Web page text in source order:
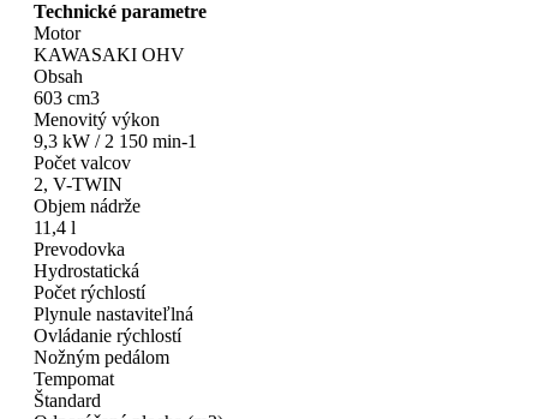
Technické parametre
Motor
KAWASAKI OHV
Obsah
603 cm3
Menovitý výkon
9,3 kW / 2 150 min-1
Počet valcov
2, V-TWIN
Objem nádrže
11,4 l
Prevodovka
Hydrostatická
Počet rýchlostí
Plynule nastaviteľlná
Ovládanie rýchlostí
Nožným pedálom
Tempomat
Štandard